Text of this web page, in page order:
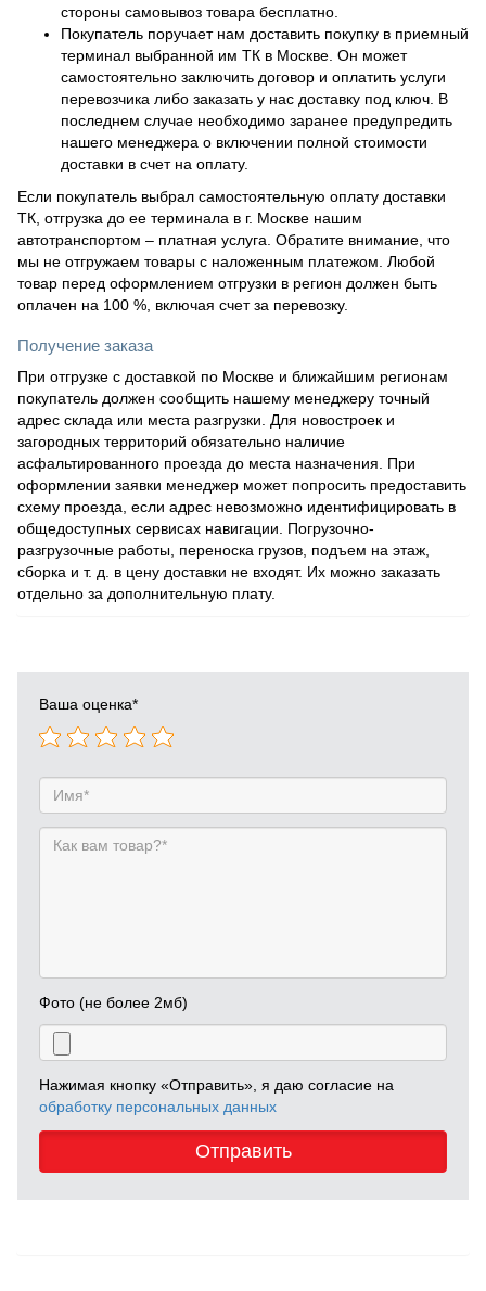
стороны самовывоз товара бесплатно.
Покупатель поручает нам доставить покупку в приемный
терминал выбранной им ТК в Москве. Он может
самостоятельно заключить договор и оплатить услуги
перевозчика либо заказать у нас доставку под ключ. В
последнем случае необходимо заранее предупредить
нашего менеджера о включении полной стоимости
доставки в счет на оплату.
Если покупатель выбрал самостоятельную оплату доставки
ТК, отгрузка до ее терминала в г. Москве нашим
автотранспортом – платная услуга. Обратите внимание, что
мы не отгружаем товары с наложенным платежом. Любой
товар перед оформлением отгрузки в регион должен быть
оплачен на 100 %, включая счет за перевозку.
Получение заказа
При отгрузке с доставкой по Москве и ближайшим регионам
покупатель должен сообщить нашему менеджеру точный
адрес склада или места разгрузки. Для новостроек и
загородных территорий обязательно наличие
асфальтированного проезда до места назначения. При
оформлении заявки менеджер может попросить предоставить
схему проезда, если адрес невозможно идентифицировать в
общедоступных сервисах навигации. Погрузочно-
разгрузочные работы, переноска грузов, подъем на этаж,
сборка и т. д. в цену доставки не входят. Их можно заказать
отдельно за дополнительную плату.
Ваша оценка*
Фото (не более 2мб)
Нажимая кнопку «Отправить», я даю согласие на
обработку персональных данных
Отправить